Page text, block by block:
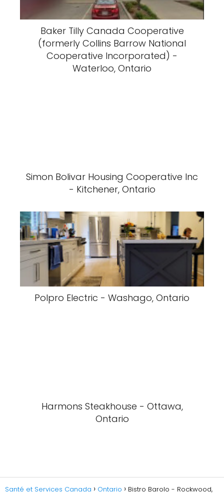
Baker Tilly Canada Cooperative
(formerly Collins Barrow National
Cooperative Incorporated) -
Waterloo, Ontario
Simon Bolivar Housing Cooperative Inc
- Kitchener, Ontario
Polpro Electric - Washago, Ontario
Harmons Steakhouse - Ottawa,
Ontario
Santé et Services Canada Ontario Bistro Barolo - Rockwood,